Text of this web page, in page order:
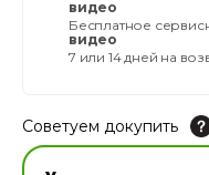
видео
Бесплатное
видео
7 или 14 дней на
Советуем докупить
Увлажнитель